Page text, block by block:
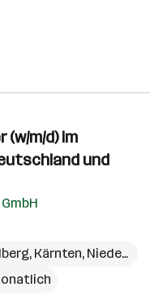
m/d) im
und
, Kärnten, Niederösterreich